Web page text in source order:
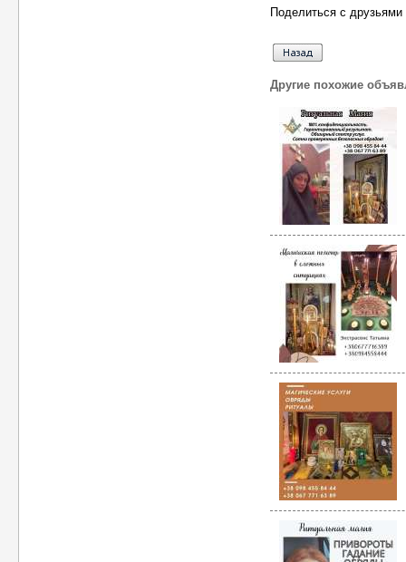
Поделиться с
Другие похожие